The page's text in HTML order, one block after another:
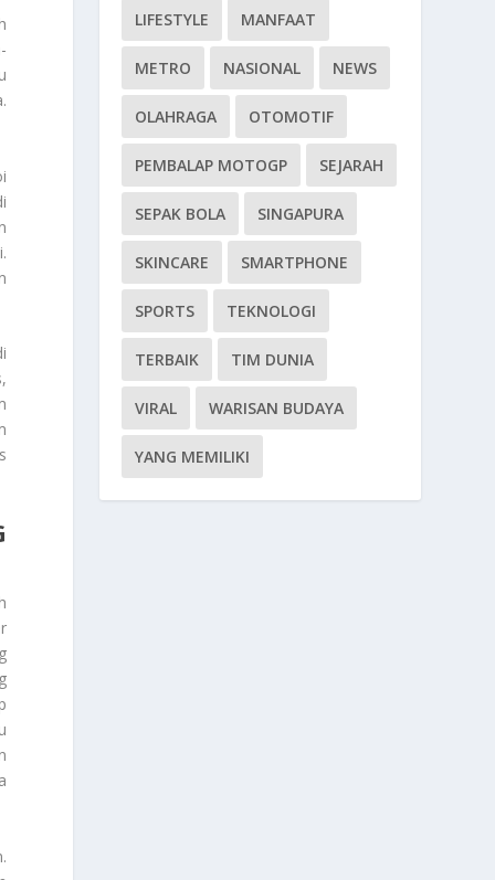
LIFESTYLE MANFAAT
METRO NASIONAL NEWS
OLAHRAGA OTOMOTIF
PEMBALAP MOTOGP SEJARAH
SEPAK BOLA SINGAPURA
SKINCARE SMARTPHONE
SPORTS TEKNOLOGI
TERBAIK TIM DUNIA
VIRAL WARISAN BUDAYA
YANG MEMILIKI